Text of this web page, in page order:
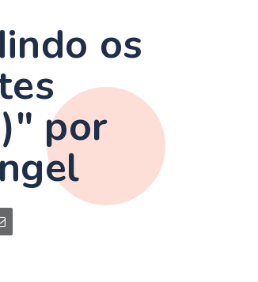
os
por